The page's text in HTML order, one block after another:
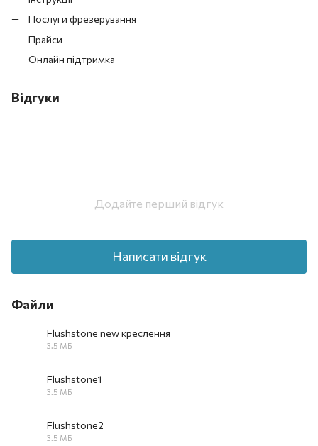
Послуги фрезерування
Прайси
Онлайн підтримка
Відгуки
Додайте перший відгук
Написати відгук
Файли
Flushstone new креслення
3.5 МБ
Flushstone1
3.5 МБ
Flushstone2
3.5 МБ